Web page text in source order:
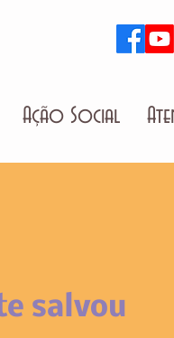
Ação Social
salvou